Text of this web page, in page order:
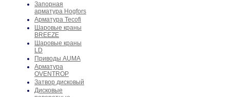
Запорная
арматура Hogfors
Арматура Tecofi
Шаровые краны
BREEZE
Шаровые краны
LD
Приводы AUMA
Арматура
OVENTROP
Затвор дисковый
Дисковые